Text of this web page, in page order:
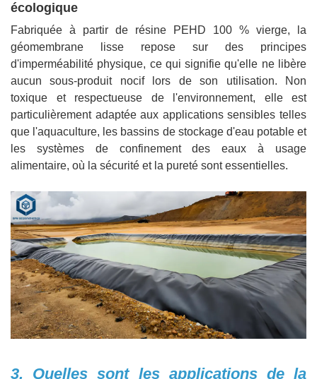
écologique
Fabriquée à partir de résine PEHD 100 % vierge, la
géomembrane lisse repose sur des principes
d'imperméabilité physique, ce qui signifie qu'elle ne libère
aucun sous-produit nocif lors de son utilisation. Non
toxique et respectueuse de l'environnement, elle est
particulièrement adaptée aux applications sensibles telles
que l'aquaculture, les bassins de stockage d'eau potable et
les systèmes de confinement des eaux à usage
alimentaire, où la sécurité et la pureté sont essentielles.
3. Quelles sont les applications de la